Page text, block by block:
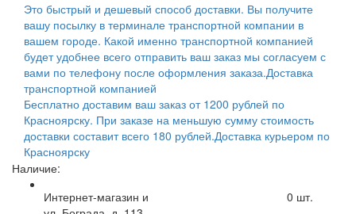
Это быстрый и дешевый способ доставки. Вы получите
вашу посылку в терминале транспортной компании в
вашем городе. Какой именно транспортной компанией
будет удобнее всего отправить ваш заказ мы согласуем с
вами по телефону после оформления заказа.Доставка
транспортной компанией
Бесплатно доставим ваш заказ от 1200 рублей по
Красноярску. При заказе на меньшую сумму стоимость
доставки составит всего 180 рублей.Доставка курьером по
Красноярску
Наличие:
Интернет-магазин и
0 шт.